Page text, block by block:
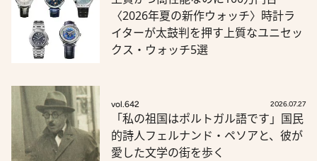
〈2026年夏の新作ウォッチ〉時計ラ
イターが太鼓判を押す上質なユニセッ
クス・ウォッチ5選
vol.642 2026.07.27
「私の祖国はポルトガル語です」国民
的詩人フェルナンド・ペソアと、彼が
愛した文学の街を歩く